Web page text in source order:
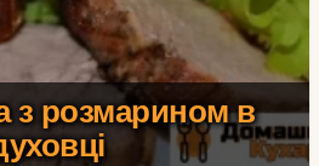
з розмарином в